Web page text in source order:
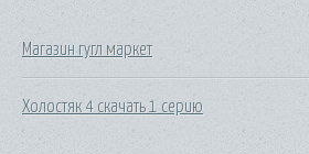
Магазин гугл маркет
Холостяк 4 скачать 1 серию